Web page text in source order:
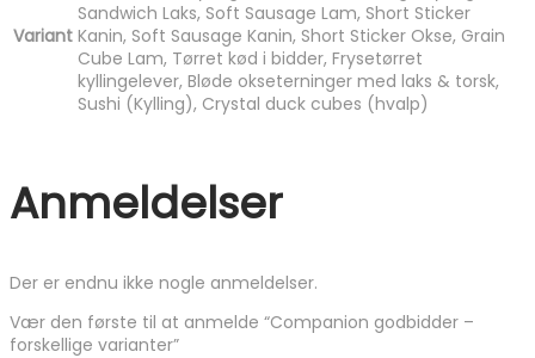
Variant
Sandwich Laks, Soft Sausage Lam, Short Sticker
Kanin, Soft Sausage Kanin, Short Sticker Okse, Grain
Cube Lam, Tørret kød i bidder, Frysetørret
kyllingelever, Bløde okseterninger med laks & torsk,
Sushi (Kylling), Crystal duck cubes (hvalp)
Anmeldelser
Der er endnu ikke nogle anmeldelser.
Vær den første til at anmelde “Companion godbidder –
forskellige varianter”